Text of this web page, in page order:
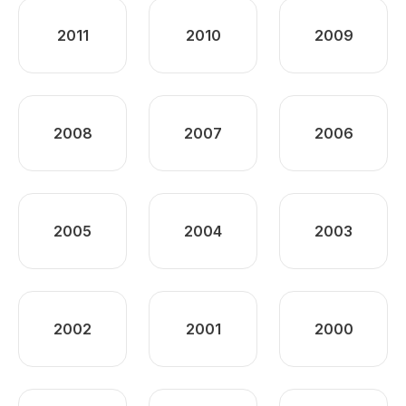
2011 2010 2009
2008 2007 2006
2005 2004 2003
2002 2001 2000